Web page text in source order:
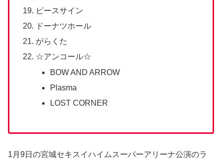
ピースサイン
ドーナツホール
がらくた
☆アンコール☆
BOW AND ARROW
Plasma
LOST CORNER
1月9日の宮城セキスイハイムスーパーアリーナ公演のラ